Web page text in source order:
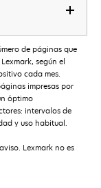
de páginas que
según el
cada mes.
impresas por
óptimo
intervalos de
y uso habitual.
Lexmark no es